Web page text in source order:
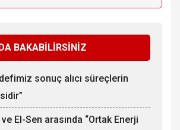
BAKABİLİRSİNİZ
sonuç alıcı süreçlerin
El-Sen arasında “Ortak Enerji